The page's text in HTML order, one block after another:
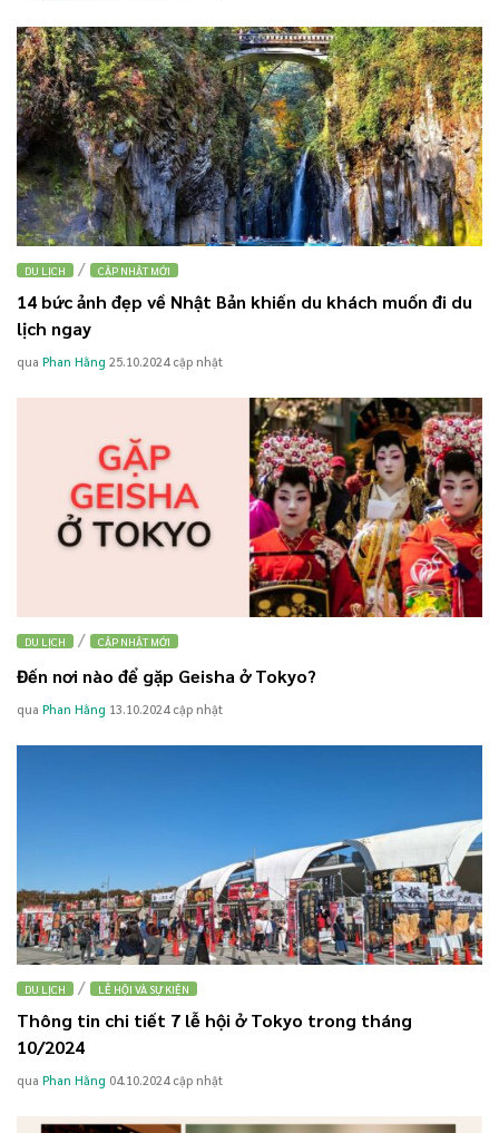
DU LỊCH / CẬP NHẬT MỚI
14 bức ảnh đẹp về Nhật Bản khiến du khách muốn đi du
lịch ngay
qua Phan Hằng 25.10.2024 cập nhật
DU LỊCH / CẬP NHẬT MỚI
Đến nơi nào để gặp Geisha ở Tokyo?
qua Phan Hằng 13.10.2024 cập nhật
DU LỊCH / LỄ HỘI VÀ SỰ KIỆN
Thông tin chi tiết 7 lễ hội ở Tokyo trong tháng
10/2024
qua Phan Hằng 04.10.2024 cập nhật